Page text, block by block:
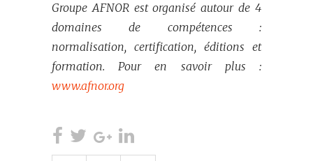
Groupe AFNOR est organisé autour de 4
domaines de compétences :
normalisation, certification, éditions et
formation. Pour en savoir plus :
www.afnor.org